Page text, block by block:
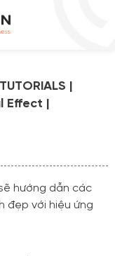
|
Effect |
hướng dẫn các
đẹp với hiệu ứng